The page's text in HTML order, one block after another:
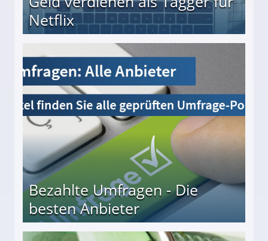
Netflix
Bezahlte Umfragen - Die
besten Anbieter